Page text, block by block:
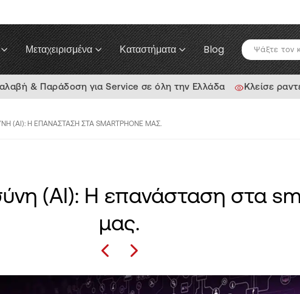
Μεταχειρισμένα Καταστήματα Blog
& Παράδοση για Service σε όλη την Ελλάδα Κλείσε
(AI): Η ΕΠΑΝΆΣΤΑΣΗ ΣΤΑ SMARTPHONE ΜΑΣ.
(AI): Η επανάσταση στα
μας.